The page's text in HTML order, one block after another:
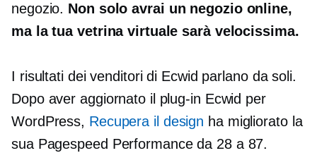
negozio. Non solo avrai un negozio online,
ma la tua vetrina virtuale sarà velocissima.
I risultati dei venditori di Ecwid parlano da soli.
Dopo aver aggiornato il plug-in Ecwid per
WordPress, Recupera il design ha migliorato la
sua Pagespeed Performance da 28 a 87.